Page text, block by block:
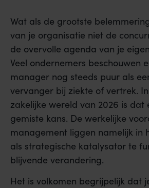
Wat als de grootste
van je organisatie niet de
de overvolle agenda van je
Veel ondernemers beschouwen
manager nog steeds puur als
vervanger bij ziekte of vertrek.
zakelijke wereld van 2026 is dat
gemiste kans. De werkelijke
management liggen namelijk in
als strategische katalysator te
blijvende verandering.
Het is volkomen begrijpelijk dat